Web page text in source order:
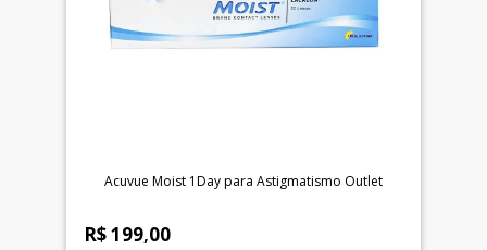
Acuvue Moist 1Day para Astigmatismo Outlet
R$ 199,00